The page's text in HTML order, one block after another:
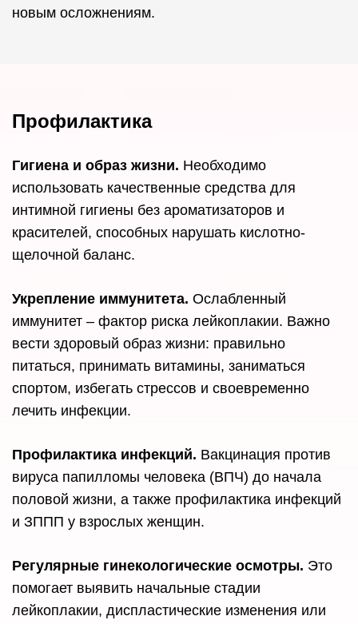
новым осложнениям.
Профилактика
Гигиена и образ жизни. Необходимо
использовать качественные средства для
интимной гигиены без ароматизаторов и
красителей, способных нарушать кислотно-
щелочной баланс.
Укрепление иммунитета. Ослабленный
иммунитет – фактор риска лейкоплакии. Важно
вести здоровый образ жизни: правильно
питаться, принимать витамины, заниматься
спортом, избегать стрессов и своевременно
лечить инфекции.
Профилактика инфекций. Вакцинация против
вируса папилломы человека (ВПЧ) до начала
половой жизни, а также профилактика инфекций
и ЗППП у взрослых женщин.
Регулярные гинекологические осмотры. Это
помогает выявить начальные стадии
лейкоплакии, диспластические изменения или